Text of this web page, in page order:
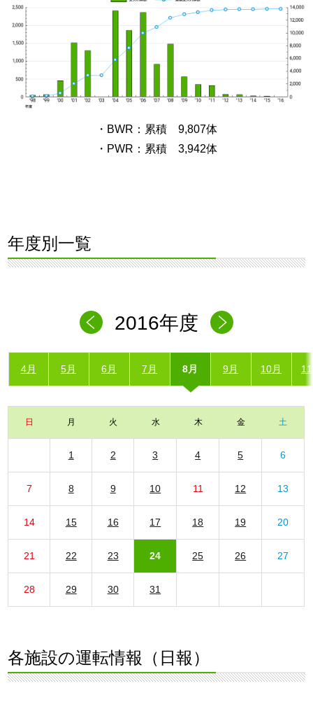
・BWR：累積 9,807体
・PWR：累積 3,942体
年度別一覧
2016年度
4月 5月 6月 7月 8月 9月 10月
日 月 火 水 木 金 土
1 2 3 4 5 6
7 8 9 10 11 12 13
14 15 16 17 18 19 20
21 22 23 24 25 26 27
28 29 30 31
各施設の運転情報（日報）